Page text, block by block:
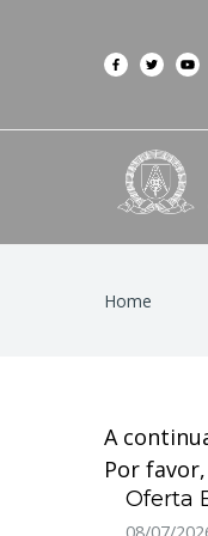
Home
A
Por
Oferta
08/07/